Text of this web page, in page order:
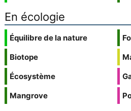
En écologie
Équilibre de la nature
Biotope
Écosystème
Mangrove